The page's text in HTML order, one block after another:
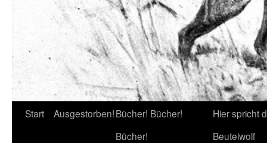
Start Ausgestorben!Bücher! Bücher!
Bücher!
Hier spricht
Beutelwolf